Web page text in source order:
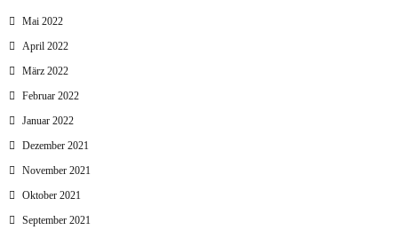
Mai 2022
April 2022
März 2022
Februar 2022
Januar 2022
Dezember 2021
November 2021
Oktober 2021
September 2021